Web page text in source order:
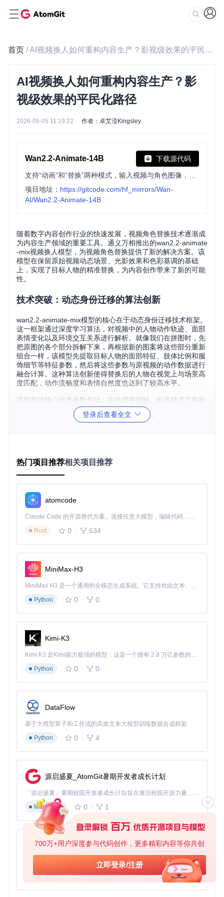
700万+用户深度参与代码创作，更多精彩内容等你共创
立即登录/注册
首页 / AI视频换人如何重构内容生产？影视级效果的平民化路径
AI视频换人如何重构内容生产？影
视级效果的平民化路径
2026-05-05 11:19:22 作者：卓艾滢Kingsley
Wan2.2-Animate-14B 下载源代码
项目地址： https://gitcode.com/hf_mirrors/Wan-
AI/Wan2.2-Animate-14B
随着数字内容创作行业的快速发展，视频角色替换技术逐渐成
为内容生产领域的重要工具。通义万相推出的wan2.2-animate
-mix视频换人模型，为视频角色替换提供了新的解决方案。该
模型在保留原始视频动态场景、光影效果和色彩基调的基础
上，实现了目标人物的精准替换，为内容创作带来了新的可能
性。
技术突破：动态身份迁移的算法创新
wan2.2-animate-mix模型的核心在于动态身份迁移技术框架。
这一框架通过深度学习算法，对视频中的人物动作轨迹、面部
表情变化以及环境交互关系进行解析。就像我们在拼图时，先
把原图的各个部分拆解下来，再根据新的图案将这些部分重新
组合一样，该模型先提取目标人物的面部特征、肢体比例和服
饰细节等特征参数，然后将这些参数与原视频的动作数据进行
融合计算。这种算法创新使得替换后的人物在视觉上与场景高
度匹配，动作流畅度和表情自然度也达到了较高水平。
该模型的核心技术参数包括，在处理视频时，标准模式下每秒
请求限制（RPS）为5次，并发任务数限制为1个，视频生成耗
时通常在3-5分钟（视视频长度动态调整）。
场景应用：多领域的实践案例
影视制作领域
影视制作公司可以利用wan2.2-animate-mix模型快速生成不同
演员的镜头版本。例如，在拍摄一部电影时，对于一些危险或
高难度的镜头，原本可能需要演员多次拍摄或使用替身，现在
通过该模型，只需拍摄一次原视频，然后将演员替换为目标演
时间成本。
游戏开发领域
游戏开发商能够将真人动作捕捉数据实时转换为游戏角色动
画。游戏中的角色动作需要大量的动作捕捉数据来支撑，而通
过该模型，开发商可以将真人的动作捕捉数据与游戏角色模型
相结合，快速生成自然、流畅的游戏角色动画，提升游戏的真
实感和沉浸感。
教育领域
在教育领域，wan2.2-animate-mix模型可以用于制作教学视
频。例如，对于一些实验教学内容，由于实验条件的限制，学
生可能无法亲自操作。通过该模型，可以将教师的实验操作视
频中的教师替换为虚拟教师，然后结合虚拟实验场景，制作出
更加生动、直观的教学视频，帮助学生更好地理解实验过程。
医疗领域
在医疗领域，该模型可用于医学培训。比如，在外科手术培训
中，新手医生需要通过观看手术视频来学习手术技巧。利用wa
n2.2-animate-mix模型，可以将手术视频中的主刀医生替换为
虚拟医生，并对手术过程进行标注和讲解，让新手医生能够更
加清晰地了解手术步骤和注意事项，提高培训效果。
商业价值：ROI计算与成本对比
ROI计算模型
假设某影视制作公司使用wan2.2-animate-mix模型进行多版本
镜头拍摄，原本拍摄一个镜头需要10万元，使用模型后，生成
一个新的演员版本镜头成本为5万元。如果一个项目需要生成5
后的成本为25万元，节省成本25万元，ROI为（25-50）/50 =
-0.5，即投资回报率为-50%，这里为负数说明是成本节约。随
着项目规模的扩大，节省的成本会更多，ROI也会相应提高。
登录后查看全文
热门项目推荐相关项目推荐
atomcode
Claude Code 的开源替代方案。连接任意大模型，编辑代码，运行命令，自动验证 — 全自动执行。用 Rust 构建，极致性能。 ｜ An open-source alternative to Claude Code. Connect any LLM, edit code, run commands, and verify changes — autonomously. Built in Rust for speed. Get Started
Rust
0 534
MiniMax-H3
MiniMax H3 是一个通用的全模态生成系统。它支持对由文本、图像、视频和音频组成的多模态上下文进行统一理解，并能生成分辨率高达 2K、时长可达 15 秒的带原生立体声音频的视频。得益于面向任务泛化的系统设计，H3 在预训练阶段就已具备广泛的多模态上下文理解与生成能力，能够出色地执行复杂的多模态指令。
Python
0 0
Kimi-K3
Kimi K3 是Kimi能力最强的模型：这是一个拥有 2.8 万亿参数的混合专家（MoE）模型，具备原生视觉理解能力，并支持 100 万 token 的上下文窗口。
Python
0 0
DataFlow
基于大模型算子和工作流的高效文本大模型训练数据合成框架
Python
0 4
源启盛夏_AtomGit暑期开发者成长计划
「源启盛夏」暑期校园开发者成长计划旨在激活校园开源力量，通过积分激励、认证扶持、资源倾斜等形式，引导高校组织和开发者完成「入驻 — 建项目 — 做贡献 — 获认证 — 得资源」的完整闭环。无论你是想带领社团入驻平台的组织者，还是希望用代码贡献证明自己的开发者，都能在这里找到属于你的成长路径。
Markdown
0 1
py-xiaozhi
基于Python的Xiaozhi AI，适用于想要完整Xiaozhi体验而无需拥有专用硬件的用户。
Python
0 1